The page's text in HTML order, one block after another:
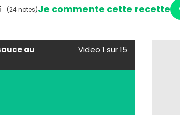
(24 notes)Je commente cette recette
au
Video 1 sur 15